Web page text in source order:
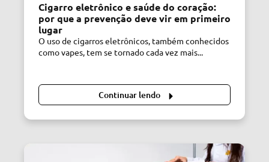
Cigarro eletrônico e saúde do coração:
por que a prevenção deve vir em primeiro
lugar
O uso de cigarros eletrônicos, também conhecidos
como vapes, tem se tornado cada vez mais...
Continuar lendo